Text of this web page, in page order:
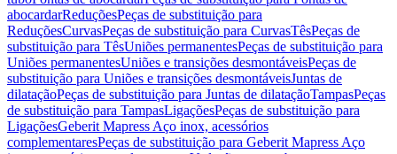
abocardarReduçõesPeças de substituição para
ReduçõesCurvasPeças de substituição para CurvasTêsPeças de
substituição para TêsUniões permanentesPeças de substituição para
Uniões permanentesUniões e transições desmontáveisPeças de
substituição para Uniões e transições desmontáveisJuntas de
dilataçãoPeças de substituição para Juntas de dilataçãoTampasPeças
de substituição para TampasLigaçõesPeças de substituição para
LigaçõesGeberit Mapress Aço inox, acessórios
complementaresPeças de substituição para Geberit Mapress Aço